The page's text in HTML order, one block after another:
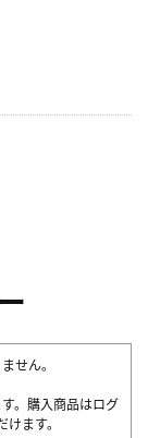
せん。
。購入商品はログ
ます。